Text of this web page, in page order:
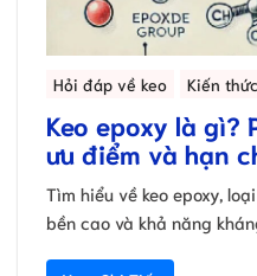
Hỏi đáp về keo Kiến
Keo epoxy là
ưu điểm và hạn
Tìm hiểu về keo epoxy,
bền cao và khả năng